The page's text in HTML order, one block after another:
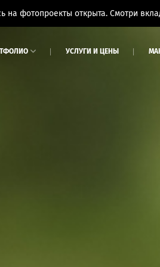
УСЛУГИ И ЦЕНЫ
открыта. Смотри вкладку